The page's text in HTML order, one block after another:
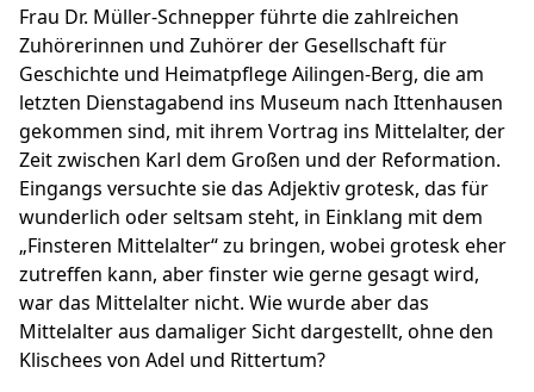
Frau Dr. Müller-Schnepper führte die zahlreichen
Zuhörerinnen und Zuhörer der Gesellschaft für
Geschichte und Heimatpflege Ailingen-Berg, die am
letzten Dienstagabend ins Museum nach Ittenhausen
gekommen sind, mit ihrem Vortrag ins Mittelalter, der
Zeit zwischen Karl dem Großen und der Reformation.
Eingangs versuchte sie das Adjektiv grotesk, das für
wunderlich oder seltsam steht, in Einklang mit dem
„Finsteren Mittelalter“ zu bringen, wobei grotesk eher
zutreffen kann, aber finster wie gerne gesagt wird,
war das Mittelalter nicht. Wie wurde aber das
Mittelalter aus damaliger Sicht dargestellt, ohne den
Klischees von Adel und Rittertum?